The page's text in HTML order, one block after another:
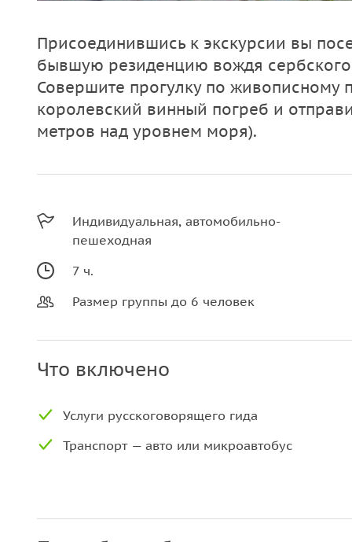
Присоединившись к экскурсии вы
бывшую резиденцию вождя сербского
Совершите прогулку по живописному
королевский винный погреб и
метров над уровнем моря).
Индивидуальная, автомобильно-
пешеходная
7 ч.
Размер группы до 6 человек
Что включено
Услуги русскоговорящего гида
Транспорт — авто или микроавтобус